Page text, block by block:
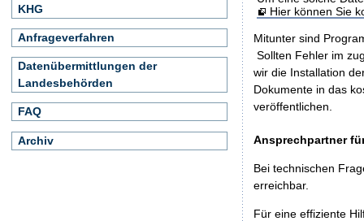
Hier können Sie
Mitunter sind
Sollten Fehler im
wir die Installation
Dokumente in das
veröffentlichen.
Ansprechpartner
Bei technischen
erreichbar.
Für eine effiziente
KHG
Anfrageverfahren
Datenübermittlungen der
Landesbehörden
FAQ
Archiv